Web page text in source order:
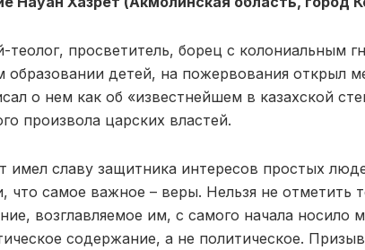
теолог, просветитель, борец с колониальным
образовании детей, на пожервования открыл
о нем как об «известнейшем в казахской
произвола царских властей.
имел славу защитника интересов простых
что самое важное – веры. Нельзя не отметить
возглавляемое им, с самого начала носило
содержание, а не политическое.